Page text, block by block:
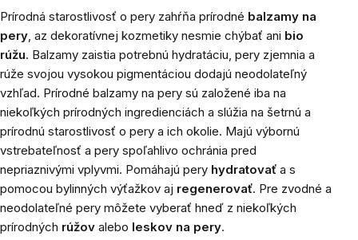
Prírodná starostlivosť o pery zahŕňa prírodné balzamy na
pery, az dekoratívnej kozmetiky nesmie chýbať ani bio
rúžu. Balzamy zaistia potrebnú hydratáciu, pery zjemnia a
rúže svojou vysokou pigmentáciou dodajú neodolateľný
vzhľad. Prírodné balzamy na pery sú založené iba na
niekoľkých prírodných ingredienciách a slúžia na šetrnú a
prírodnú starostlivosť o pery a ich okolie. Majú výbornú
vstrebateľnosť a pery spoľahlivo ochránia pred
nepriaznivými vplyvmi. Pomáhajú pery hydratovať a s
pomocou bylinných výťažkov aj regenerovať. Pre zvodné a
neodolateľné pery môžete vyberať hneď z niekoľkých
prírodných rúžov ​​alebo leskov na pery.